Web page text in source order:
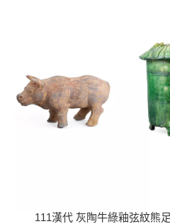
111漢代 灰陶牛綠釉弦紋熊